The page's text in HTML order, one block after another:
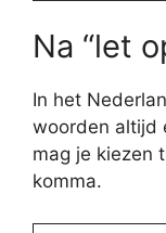
Na “let
In het
woorden altijd
mag je kiezen
komma.